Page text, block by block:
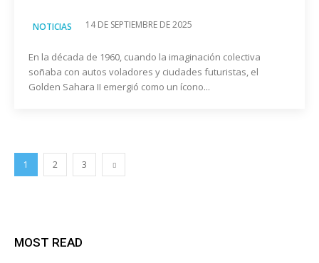
NOTICIAS 14 DE SEPTIEMBRE DE 2025
En la década de 1960, cuando la imaginación colectiva
soñaba con autos voladores y ciudades futuristas, el
Golden Sahara II emergió como un ícono...
1 2 3
MOST READ